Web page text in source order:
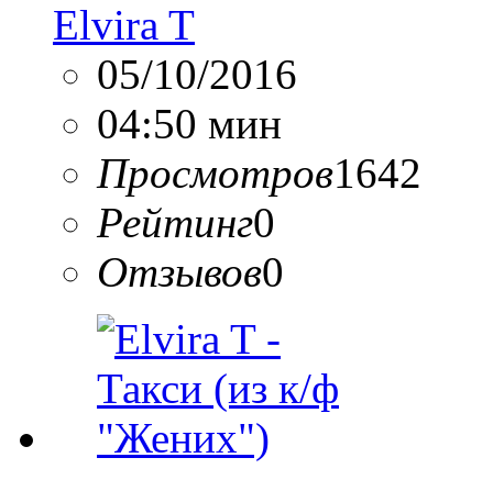
Elvira T
05/10/2016
04:50 мин
Просмотров1642
Рейтинг0
Отзывов0